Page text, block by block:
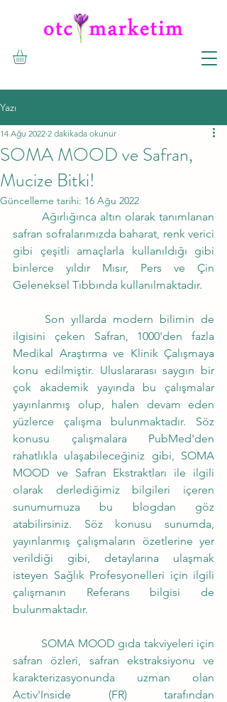
Yazı
SOMA MOOD ve Safran,
Mucize Bitki!
14 Ağu 2022 2 dakikada okunur
Güncelleme tarihi: 16 Ağu 2022
safran sofralarımızda baharat, renk verici
gibi çeşitli amaçlarla kullanıldığı gibi
binlerce yıldır Mısır, Pers ve Çin
Geleneksel Tıbbında kullanılmaktadır.
ilgisini çeken Safran, 1000'den fazla
Medikal Araştırma ve Klinik Çalışmaya
konu edilmiştir. Uluslararası saygın bir
çok akademik yayında bu çalışmalar
yayınlanmış olup, halen devam eden
yüzlerce çalışma bulunmaktadır. Söz
konusu çalışmalara PubMed'den
rahatlıkla ulaşabileceğiniz gibi, SOMA
MOOD ve Safran Ekstraktları ile ilgili
olarak derlediğimiz bilgileri içeren
sunumumuza bu blogdan göz
atabilirsiniz. Söz konusu sunumda,
yayınlanmış çalışmaların özetlerine yer
verildiği gibi, detaylarına ulaşmak
isteyen Sağlık Profesyonelleri için ilgili
çalışmanın Referans bilgisi de
bulunmaktadır.
safran özleri, safran ekstraksiyonu ve
karakterizasyonunda uzman olan
Activ'Inside (FR) tarafından